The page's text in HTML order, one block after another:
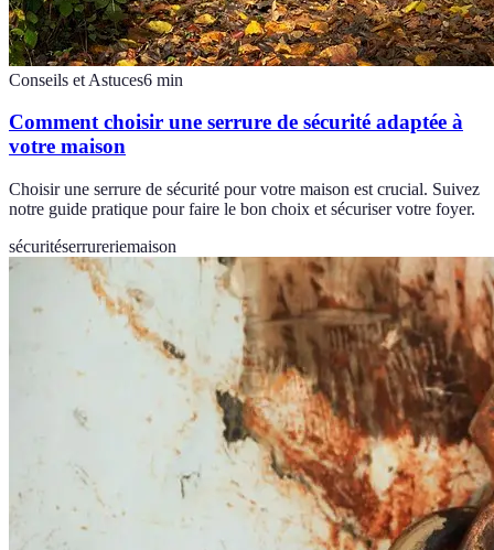
Conseils et Astuces6 min
Comment choisir une serrure de sécurité adaptée à
votre maison
Choisir une serrure de sécurité pour votre maison est crucial. Suivez
notre guide pratique pour faire le bon choix et sécuriser votre foyer.
sécuritéserrureriemaison